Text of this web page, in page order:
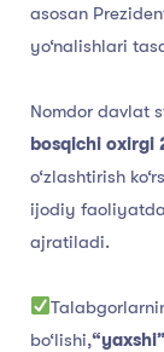
asosan
yo‘nalishlari
Nomdor davlat
bosqichi oxirgi
o‘zlashtirish
ijodiy
ajratiladi.
bo‘lishi,